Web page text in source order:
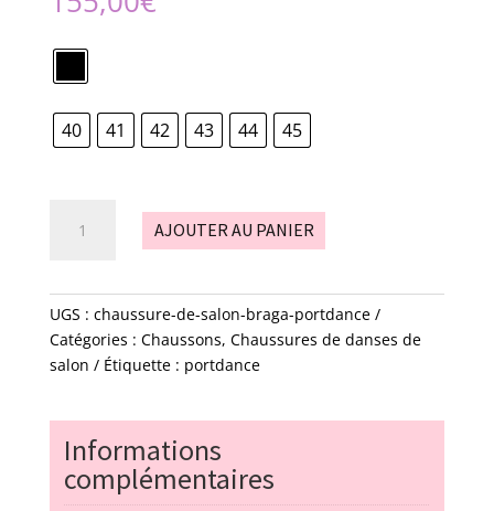
40 41 42 43 44 45
salon
-
Braga
AJOUTER AU PANIER
UGS : chaussure-de-salon-braga-portdance
Catégories : Chaussons, Chaussures de danses de
salon
Étiquette : portdance
Informations
complémentaires